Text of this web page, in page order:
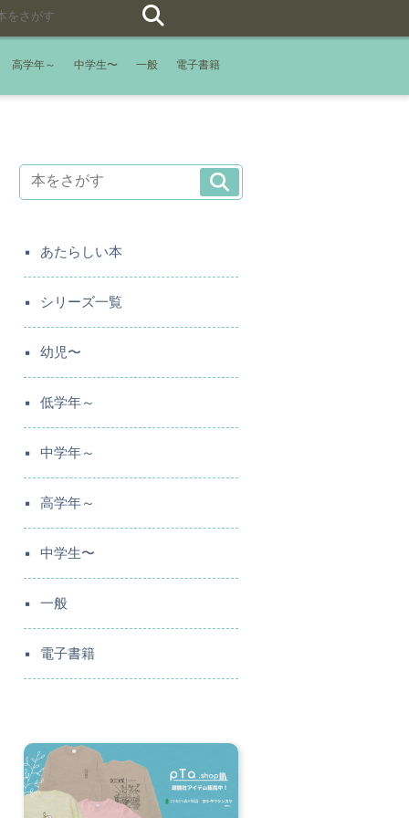
高学年～ 中学生〜 一般 電子書籍
あたらしい本
シリーズ一覧
幼児〜
低学年～
中学年～
高学年～
中学生〜
一般
電子書籍